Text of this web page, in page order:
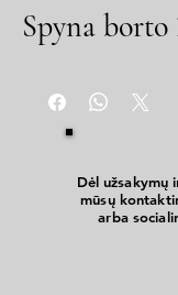
Spyna borto
Dėl užsakymų
mūsų
arba